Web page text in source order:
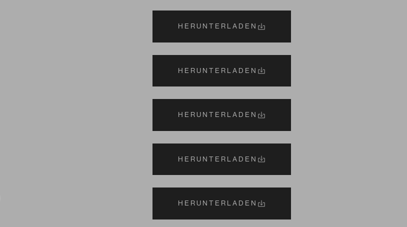
HERUNTERLADEN
HERUNTERLADEN
HERUNTERLADEN
HERUNTERLADEN
HERUNTERLADEN